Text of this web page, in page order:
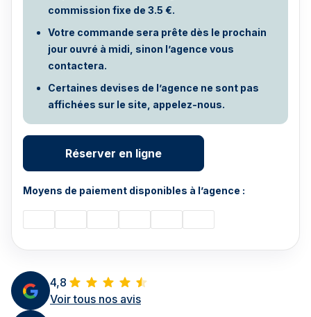
4,8
Voir tous nos avis
commission fixe de 3.5 €.
Votre commande sera prête dès le prochain
jour ouvré à midi, sinon l’agence vous
contactera.
Certaines devises de l’agence ne sont pas
affichées sur le site, appelez-nous.
Réserver en ligne
Moyens de paiement disponibles à l’agence :